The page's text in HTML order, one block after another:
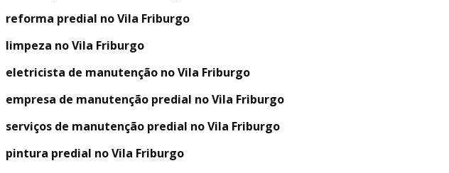
reforma predial no Vila Friburgo
limpeza no Vila Friburgo
eletricista de manutenção no Vila Friburgo
empresa de manutenção predial no Vila Friburgo
serviços de manutenção predial no Vila Friburgo
pintura predial no Vila Friburgo